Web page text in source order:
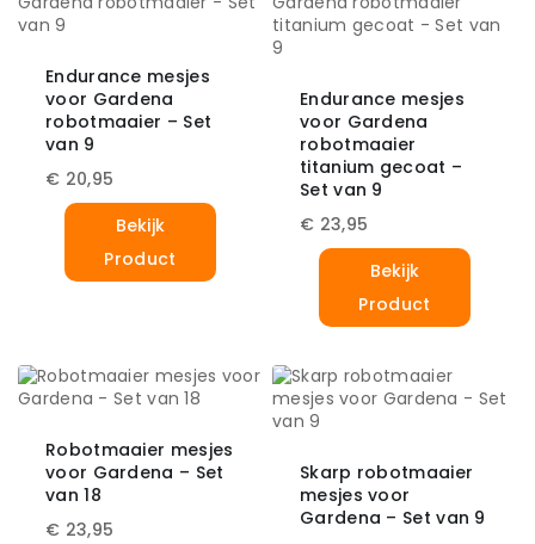
Endurance mesjes
voor Gardena
robotmaaier – Set
van 9
€ 20,95
Bekijk
Product
Endurance mesjes
voor Gardena
robotmaaier
titanium gecoat –
Set van 9
€ 23,95
Bekijk
Product
Robotmaaier mesjes
voor Gardena – Set
van 18
€ 23,95
Skarp robotmaaier
mesjes voor
Gardena – Set van 9